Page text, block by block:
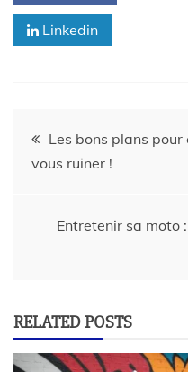
Linkedin
Les bons plans
vous ruiner !
Entretenir sa moto
RELATED POSTS